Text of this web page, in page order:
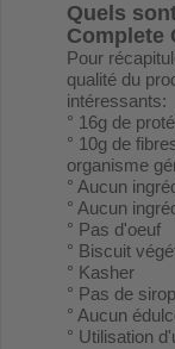
Quels
Complete
Pour
qualité du
intéressants:
° 16g de
° 10g de
organisme
° Aucun
° Aucun
° Pas d'oeuf
° Biscuit
° Kasher
° Pas de
° Aucun
° Utilisation